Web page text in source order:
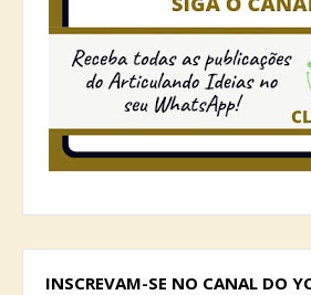
INSCREVAM-SE NO CANAL DO